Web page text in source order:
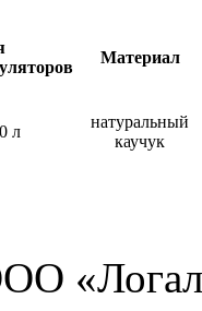
Материал
л
натуральный
каучук